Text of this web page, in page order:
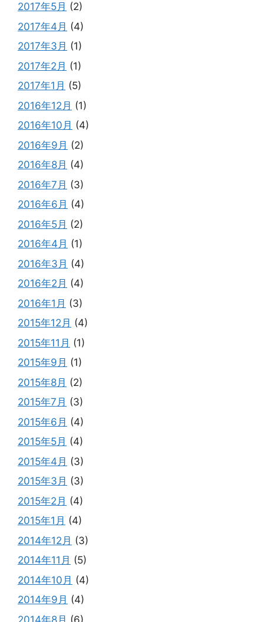
2017年5月 (2)
2017年4月 (4)
2017年3月 (1)
2017年2月 (1)
2017年1月 (5)
2016年12月 (1)
2016年10月 (4)
2016年9月 (2)
2016年8月 (4)
2016年7月 (3)
2016年6月 (4)
2016年5月 (2)
2016年4月 (1)
2016年3月 (4)
2016年2月 (4)
2016年1月 (3)
2015年12月 (4)
2015年11月 (1)
2015年9月 (1)
2015年8月 (2)
2015年7月 (3)
2015年6月 (4)
2015年5月 (4)
2015年4月 (3)
2015年3月 (3)
2015年2月 (4)
2015年1月 (4)
2014年12月 (3)
2014年11月 (5)
2014年10月 (4)
2014年9月 (4)
2014年8月 (6)